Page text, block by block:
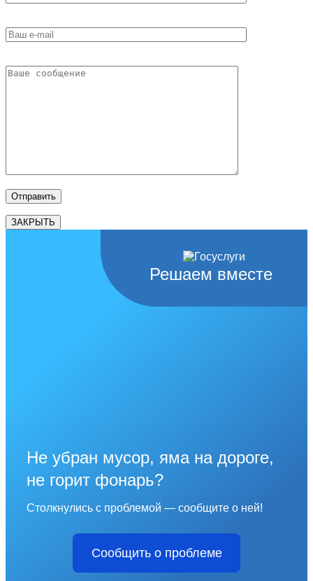
ЗАКРЫТЬ
Решаем вместе
Не убран мусор, яма на дороге,
не горит фонарь?
Столкнулись с проблемой — сообщите о ней!
Сообщить о проблеме